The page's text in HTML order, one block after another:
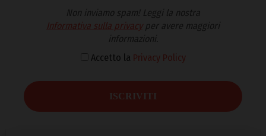
Non inviamo spam! Leggi la nostra
Informativa sulla privacyper avere maggiori
informazioni.
Accetto la Privacy Policy